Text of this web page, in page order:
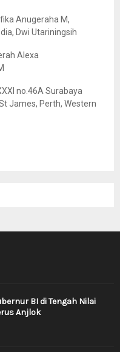
Anugeraha M,
Dwi Utariningsih
Alexa
no.46A Surabaya
James, Perth, Western
BI di Tengah Nilai
Anjlok